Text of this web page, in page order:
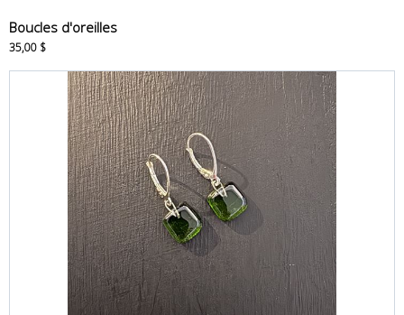
Boucles d'oreilles
35,00 $